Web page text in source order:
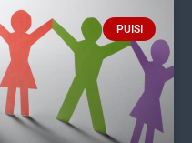
PUISI